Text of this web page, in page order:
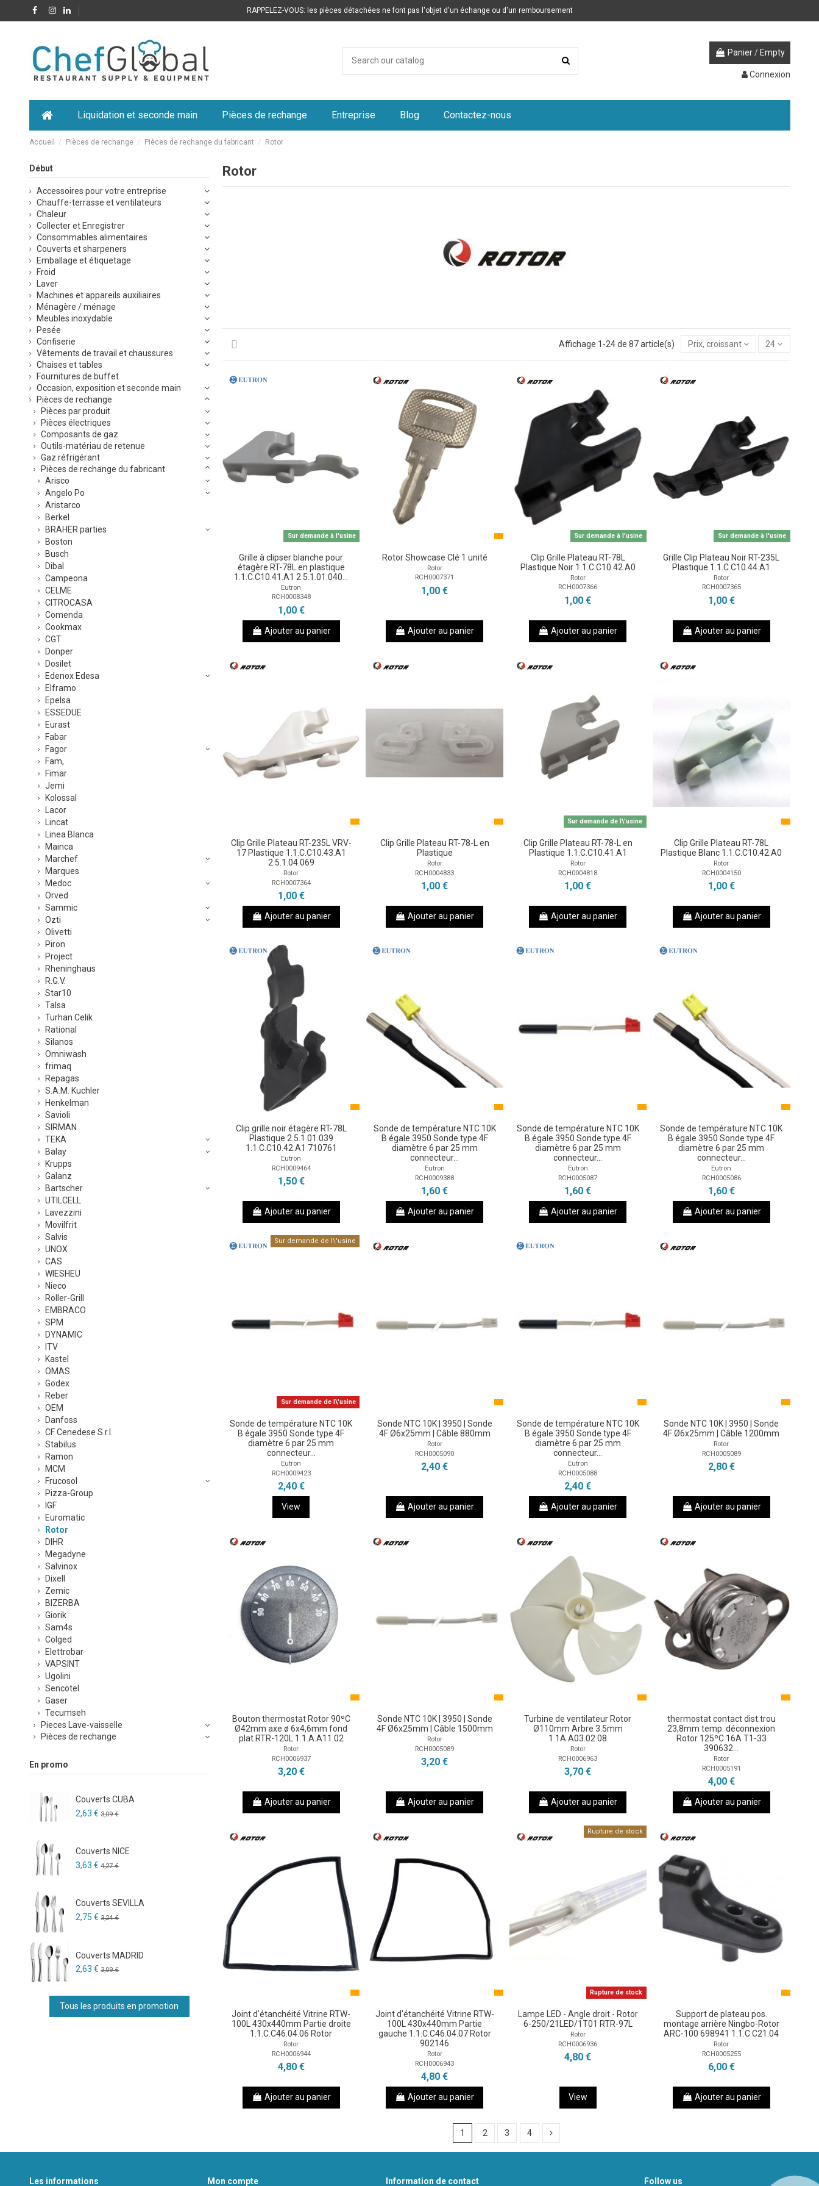
RAPPELEZ-VOUS: les pièces détachées ne font pas l'objet d'un échange ou d'un remboursement
Panier / Empty
Connexion
Liquidation et seconde main Pièces de rechange Entreprise Blog Contactez-nous
Accueil Pièces de rechange Pièces de rechange du fabricant Rotor
Rotor
Affichage 1-24 de 87 article(s) Prix, croissant 24
Sur demande à l'usine
Grille à clipser blanche pour
étagère RT-78L en plastique
1.1.C.C10.41.A1 2.5.1.01.040...
Eutron
RCH0008348
1,00 €
Ajouter au panier
Rotor Showcase Clé 1 unité
Rotor
RCH0007371
1,00 €
Ajouter au panier
Sur demande à l'usine
Clip Grille Plateau RT-78L
Plastique Noir 1.1.C.C10.42.A0
Rotor
RCH0007366
1,00 €
Ajouter au panier
Sur demande à l'usine
Grille Clip Plateau Noir RT-235L
Plastique 1.1.C.C10.44.A1
Rotor
RCH0007365
1,00 €
Ajouter au panier
Clip Grille Plateau RT-235L VRV-
17 Plastique 1.1.C.C10.43.A1
2.5.1.04.069
Rotor
RCH0007364
1,00 €
Ajouter au panier
Clip Grille Plateau RT-78-L en
Plastique
Rotor
RCH0004833
1,00 €
Ajouter au panier
Sur demande de l\'usine
Clip Grille Plateau RT-78-L en
Plastique 1.1.C.C10.41.A1
Rotor
RCH0004818
1,00 €
Ajouter au panier
Clip Grille Plateau RT-78L
Plastique Blanc 1.1.C.C10.42.A0
Rotor
RCH0004150
1,00 €
Ajouter au panier
Clip grille noir étagère RT-78L
Plastique 2.5.1.01.039
1.1.C.C10.42.A1 710761
Eutron
RCH0009464
1,50 €
Ajouter au panier
Sonde de température NTC 10K
B égale 3950 Sonde type 4F
diamètre 6 par 25 mm
connecteur...
Eutron
RCH0009388
1,60 €
Ajouter au panier
Sonde de température NTC 10K
B égale 3950 Sonde type 4F
diamètre 6 par 25 mm
connecteur...
Eutron
RCH0005087
1,60 €
Ajouter au panier
Sonde de température NTC 10K
B égale 3950 Sonde type 4F
diamètre 6 par 25 mm
connecteur...
Eutron
RCH0005086
1,60 €
Ajouter au panier
Sur demande de l\'usine
Sur demande de l\'usine
Sonde de température NTC 10K
B égale 3950 Sonde type 4F
diamètre 6 par 25 mm
connecteur...
Eutron
RCH0009423
2,40 €
View
Sonde NTC 10K | 3950 | Sonde
4F Ø6x25mm | Câble 880mm
Rotor
RCH0005090
2,40 €
Ajouter au panier
Sonde de température NTC 10K
B égale 3950 Sonde type 4F
diamètre 6 par 25 mm
connecteur...
Eutron
RCH0005088
2,40 €
Ajouter au panier
Sonde NTC 10K | 3950 | Sonde
4F Ø6x25mm | Câble 1200mm
Rotor
RCH0005089
2,80 €
Ajouter au panier
Bouton thermostat Rotor 90ºC
Ø42mm axe ø 6x4,6mm fond
plat RTR-120L 1.1.A.A11.02
Rotor
RCH0006937
3,20 €
Ajouter au panier
Sonde NTC 10K | 3950 | Sonde
4F Ø6x25mm | Câble 1500mm
Rotor
RCH0005089
3,20 €
Ajouter au panier
Turbine de ventilateur Rotor
Ø110mm Arbre 3.5mm
1.1A.A03.02.08
Rotor
RCH0006963
3,70 €
Ajouter au panier
thermostat contact dist.trou
23,8mm temp. déconnexion
Rotor 125ºC 16A T1-33
390632...
Rotor
RCH0005191
4,00 €
Ajouter au panier
Joint d'étanchéité Vitrine RTW-
100L 430x440mm Partie droite
1.1.C.C46.04.06 Rotor
Rotor
RCH0006944
4,80 €
Ajouter au panier
Joint d'étanchéité Vitrine RTW-
100L 430x440mm Partie
gauche 1.1.C.C46.04.07 Rotor
902146
Rotor
RCH0006943
4,80 €
Ajouter au panier
Rupture de stock
Rupture de stock
Lampe LED - Angle droit - Rotor
6-250/21LED/1T01 RTR-97L
Rotor
RCH0006936
4,80 €
View
Support de plateau pos.
montage arrière Ningbo-Rotor
ARC-100 698941 1.1.C.C21.04
Rotor
RCH0005255
6,00 €
Ajouter au panier
1 2 3 4
Début
Accessoires pour votre entreprise
Chauffe-terrasse et ventilateurs
Chaleur
Collecter et Enregistrer
Consommables alimentaires
Couverts et sharpeners
Emballage et étiquetage
Froid
Laver
Machines et appareils auxiliaires
Ménagère / ménage
Meubles inoxydable
Pesée
Confiserie
Vêtements de travail et chaussures
Chaises et tables
Fournitures de buffet
Occasion, exposition et seconde main
Pièces de rechange
Pièces par produit
Pièces électriques
Composants de gaz
Outils-matériau de retenue
Gaz réfrigérant
Pièces de rechange du fabricant
Arisco
Angelo Po
Aristarco
Berkel
BRAHER parties
Boston
Busch
Dibal
Campeona
CELME
CITROCASA
Comenda
Cookmax
CGT
Donper
Dosilet
Edenox Edesa
Elframo
Epelsa
ESSEDUE
Eurast
Fabar
Fagor
Fam,
Fimar
Jemi
Kolossal
Lacor
Lincat
Linea Blanca
Mainca
Marchef
Marques
Medoc
Orved
Sammic
Ozti
Olivetti
Piron
Project
Rheninghaus
R.G.V.
Star10
Talsa
Turhan Celik
Rational
Silanos
Omniwash
frimaq
Repagas
S.A.M. Kuchler
Henkelman
Savioli
SIRMAN
TEKA
Balay
Krupps
Galanz
Bartscher
UTILCELL
Lavezzini
Movilfrit
Salvis
UNOX
CAS
WIESHEU
Nieco
Roller-Grill
EMBRACO
SPM
DYNAMIC
ITV
Kastel
OMAS
Godex
Reber
OEM
Danfoss
CF Cenedese S.r.l.
Stabilus
Ramon
MCM
Frucosol
Pizza-Group
IGF
Euromatic
Rotor
DIHR
Megadyne
Salvinox
Dixell
Zemic
BIZERBA
Giorik
Sam4s
Colged
Elettrobar
VAPSINT
Ugolini
Sencotel
Gaser
Tecumseh
Pieces Lave-vaisselle
Pièces de rechange
En promo
Couverts CUBA
2,63 € 3,09 €
Couverts NICE
3,63 € 4,27 €
Couverts SEVILLA
2,75 € 3,24 €
Couverts MADRID
2,63 € 3,09 €
Tous les produits en promotion
Les informations Mon compte Information de contact Follow us